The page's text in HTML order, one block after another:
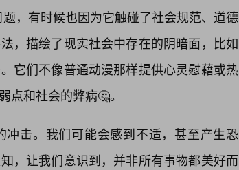
题，有时候也因为它触碰了社会规范、道德
，描绘了现实社会中存在的阴暗面，比如
它们不像普通动漫那样提供心灵慰藉或热
点和社会的弊病🤔。
击。我们可能会感到不适，甚至产生恐
，让我们意识到，并非所有事物都美好而